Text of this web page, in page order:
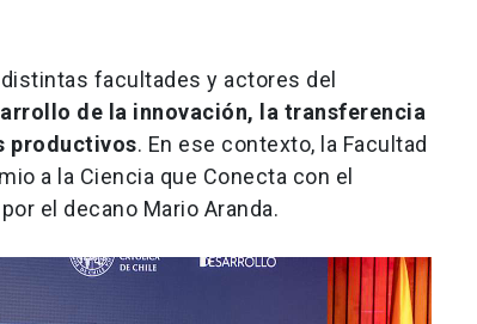
facultades y actores del
de la innovación, la transferencia
productivos. En ese contexto, la Facultad
a la Ciencia que Conecta con el
el decano Mario Aranda.